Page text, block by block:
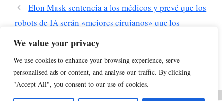
We value your privacy
We use cookies to enhance your browsing experience, serve
personalised ads or content, and analyse our traffic. By clicking
"Accept All", you consent to our use of cookies.
Elon Musk sentencia a los médicos y prevé que los
robots de IA serán «mejores cirujanos» que los
humanos
eléctrica de Estados Unidos